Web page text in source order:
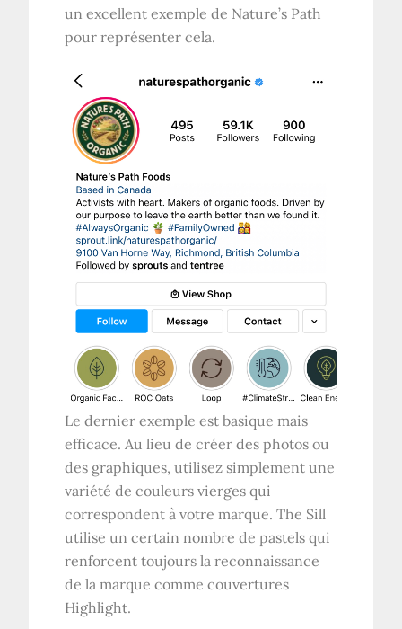
un excellent exemple de Nature’s Path
pour représenter cela.
Le dernier exemple est basique mais
efficace. Au lieu de créer des photos ou
des graphiques, utilisez simplement une
variété de couleurs vierges qui
correspondent à votre marque. The Sill
utilise un certain nombre de pastels qui
renforcent toujours la reconnaissance
de la marque comme couvertures
Highlight.